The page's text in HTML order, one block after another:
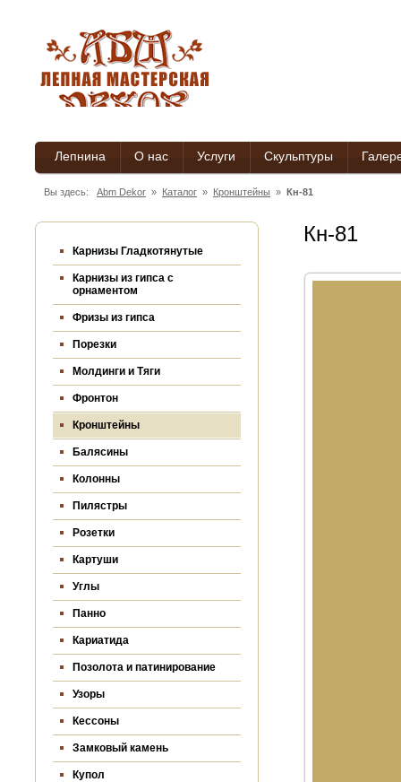
Лепнина О нас Услуги Скульптуры
Вы здесь: Abm Dekor » Каталог » Кронштейны » Кн-81
Карнизы Гладкотянутые
Карнизы из гипса c
орнаментом
Фризы из гипса
Порезки
Молдинги и Тяги
Фронтон
Кронштейны
Балясины
Колонны
Пилястры
Розетки
Картуши
Углы
Панно
Кариатида
Позолота и патинирование
Узоры
Кессоны
Замковый камень
Купол
Кн-81